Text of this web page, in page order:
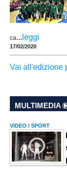
ca... leggi
17/02/2020
Vai all'edizione
MULTIMEDIA
VIDEO / SPORT